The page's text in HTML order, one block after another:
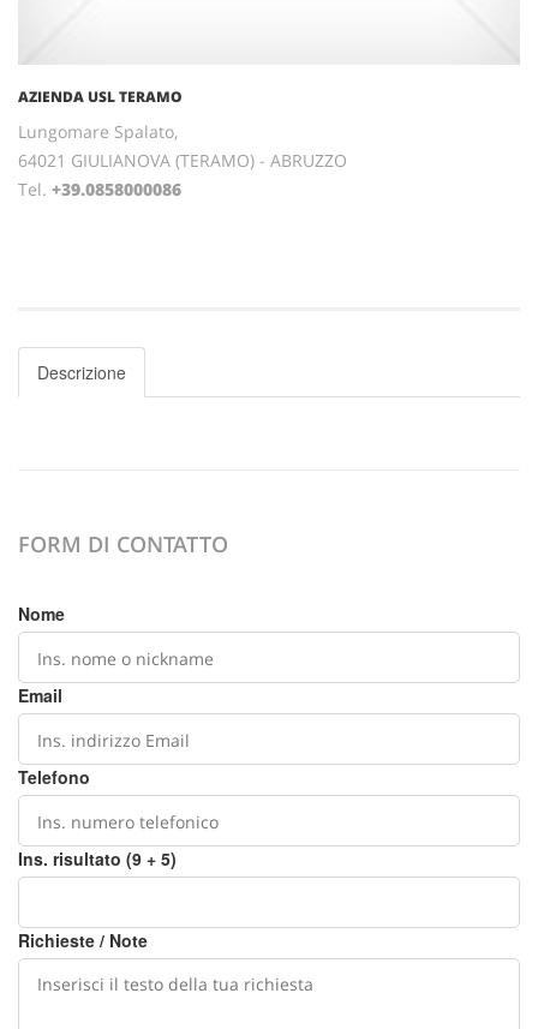
AZIENDA USL TERAMO
Lungomare Spalato,
64021 GIULIANOVA (TERAMO) - ABRUZZO
Tel. +39.0858000086
Descrizione
FORM DI CONTATTO
Nome
Email
Telefono
Ins. risultato (9 + 5)
Richieste / Note